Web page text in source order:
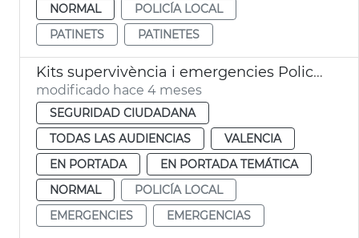
NORMAL
POLICÍA LOCAL
PATINETS
PATINETES
Kits supervivència i emergencies Policia Local València
modificado hace 4 meses
SEGURIDAD CIUDADANA
TODAS LAS AUDIENCIAS
VALENCIA
EN PORTADA
EN PORTADA TEMÁTICA
NORMAL
POLICÍA LOCAL
EMERGENCIES
EMERGENCIAS